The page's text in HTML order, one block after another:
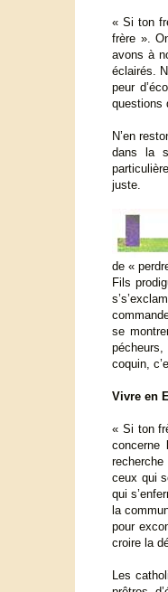
« Si ton
frère ».
avons à
éclairés.
peur
questions
N’en
dans la
juste.
de «
Fils
se
pécheurs,
coquin,
Vivre en
« Si ton
concerne
ceux qui
qui
la
pour
croire la
Les